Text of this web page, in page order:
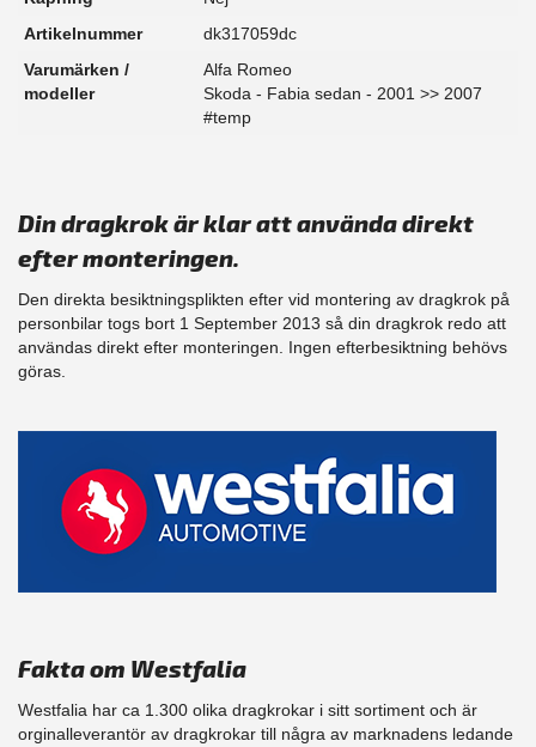
Artikelnummer
dk317059dc
Varumärken /
modeller
Alfa Romeo
Skoda - Fabia sedan - 2001 >> 2007
#temp
Din dragkrok är klar att använda direkt
efter monteringen.
Den direkta besiktningsplikten efter vid montering av dragkrok på
personbilar togs bort 1 September 2013 så din dragkrok redo att
användas direkt efter monteringen. Ingen efterbesiktning behövs
göras.
Fakta om Westfalia
Westfalia har ca 1.300 olika dragkrokar i sitt sortiment och är
orginalleverantör av dragkrokar till några av marknadens ledande